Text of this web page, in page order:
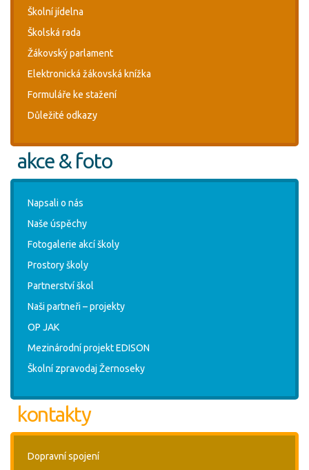
Školní jídelna
Školská rada
Žákovský parlament
Elektronická žákovská knížka
Formuláře ke stažení
Důležité odkazy
akce & foto
Napsali o nás
Naše úspěchy
Fotogalerie akcí školy
Prostory školy
Partnerství škol
Naši partneři – projekty
OP JAK
Mezinárodní projekt EDISON
Školní zpravodaj Žernoseky
kontakty
Dopravní spojení